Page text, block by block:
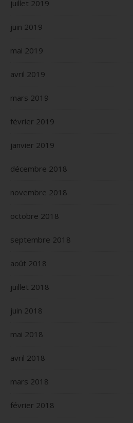
juillet 2019
juin 2019
mai 2019
avril 2019
mars 2019
février 2019
janvier 2019
décembre 2018
novembre 2018
octobre 2018
septembre 2018
août 2018
juillet 2018
juin 2018
mai 2018
avril 2018
mars 2018
février 2018